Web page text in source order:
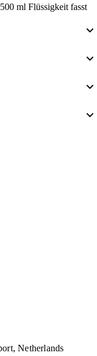
ml Flüssigkeit fasst
Netherlands